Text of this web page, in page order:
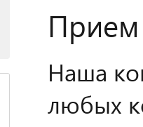
Прием
Наша
любых